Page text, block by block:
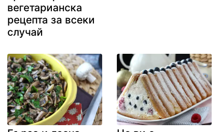
вегетарианска
рецепта за всеки
случай